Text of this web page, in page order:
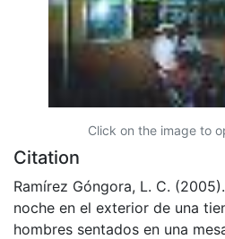
Click on the image to
Citation
Ramírez Góngora, L. C.
noche en el exterior de una
hombres sentados en una